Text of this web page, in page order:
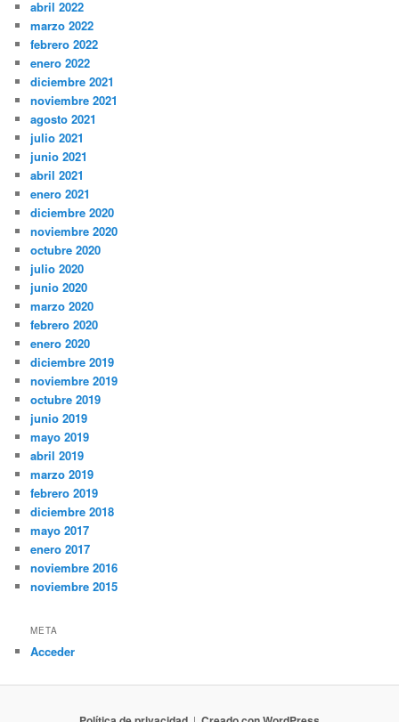
abril 2022
marzo 2022
febrero 2022
enero 2022
diciembre 2021
noviembre 2021
agosto 2021
julio 2021
junio 2021
abril 2021
enero 2021
diciembre 2020
noviembre 2020
octubre 2020
julio 2020
junio 2020
marzo 2020
febrero 2020
enero 2020
diciembre 2019
noviembre 2019
octubre 2019
junio 2019
mayo 2019
abril 2019
marzo 2019
febrero 2019
diciembre 2018
mayo 2017
enero 2017
noviembre 2016
noviembre 2015
META
Acceder